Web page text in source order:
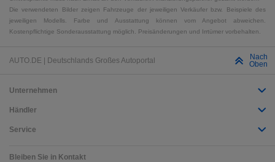
Die verwendeten Bilder zeigen Fahrzeuge der jeweiligen Verkäufer bzw. Beispiele des
jeweiligen Modells. Farbe und Ausstattung können vom Angebot abweichen.
Kostenpflichtige Sonderausstattung möglich. Preisänderungen und Irrtümer vorbehalten.
AUTO.DE | Deutschlands Großes Autoportal
Nach
Oben
Unternehmen
Händler
Service
Bleiben Sie in Kontakt